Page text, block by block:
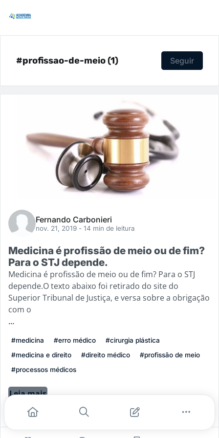
#profissao-de-meio (1) Seguir
Fernando Carbonieri
nov. 21, 2019 - 14 min de leitura
Medicina é profissão de meio ou de fim?
Para o STJ depende.
Medicina é profissão de meio ou de fim? Para o STJ
depende.O texto abaixo foi retirado do site do
Superior Tribunal de Justiça, e versa sobre a obrigação
com o
...
#medicina #erro médico
#cirurgia plástica
#medicina e direito
#direito médico
#profissão de meio
#processos médicos
Leia mais